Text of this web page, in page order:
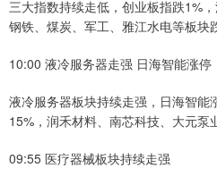
三大指数持续走低，创业板指跌1%
钢铁、煤炭、军工、雅江水电等板块
10:00 液冷服务器走强 日海智能涨停
液冷服务器板块持续走强，日海智能
15%，润禾材料、南芯科技、大元泵
09:55 医疗器械板块持续走强